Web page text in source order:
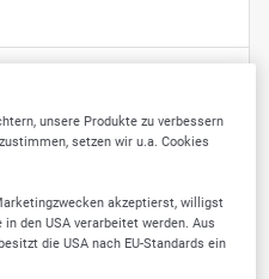
unsere Produkte zu verbessern
setzen wir u.a. Cookies
akzeptierst, willigst
in den USA verarbeitet werden. Aus
die USA nach EU-Standards ein